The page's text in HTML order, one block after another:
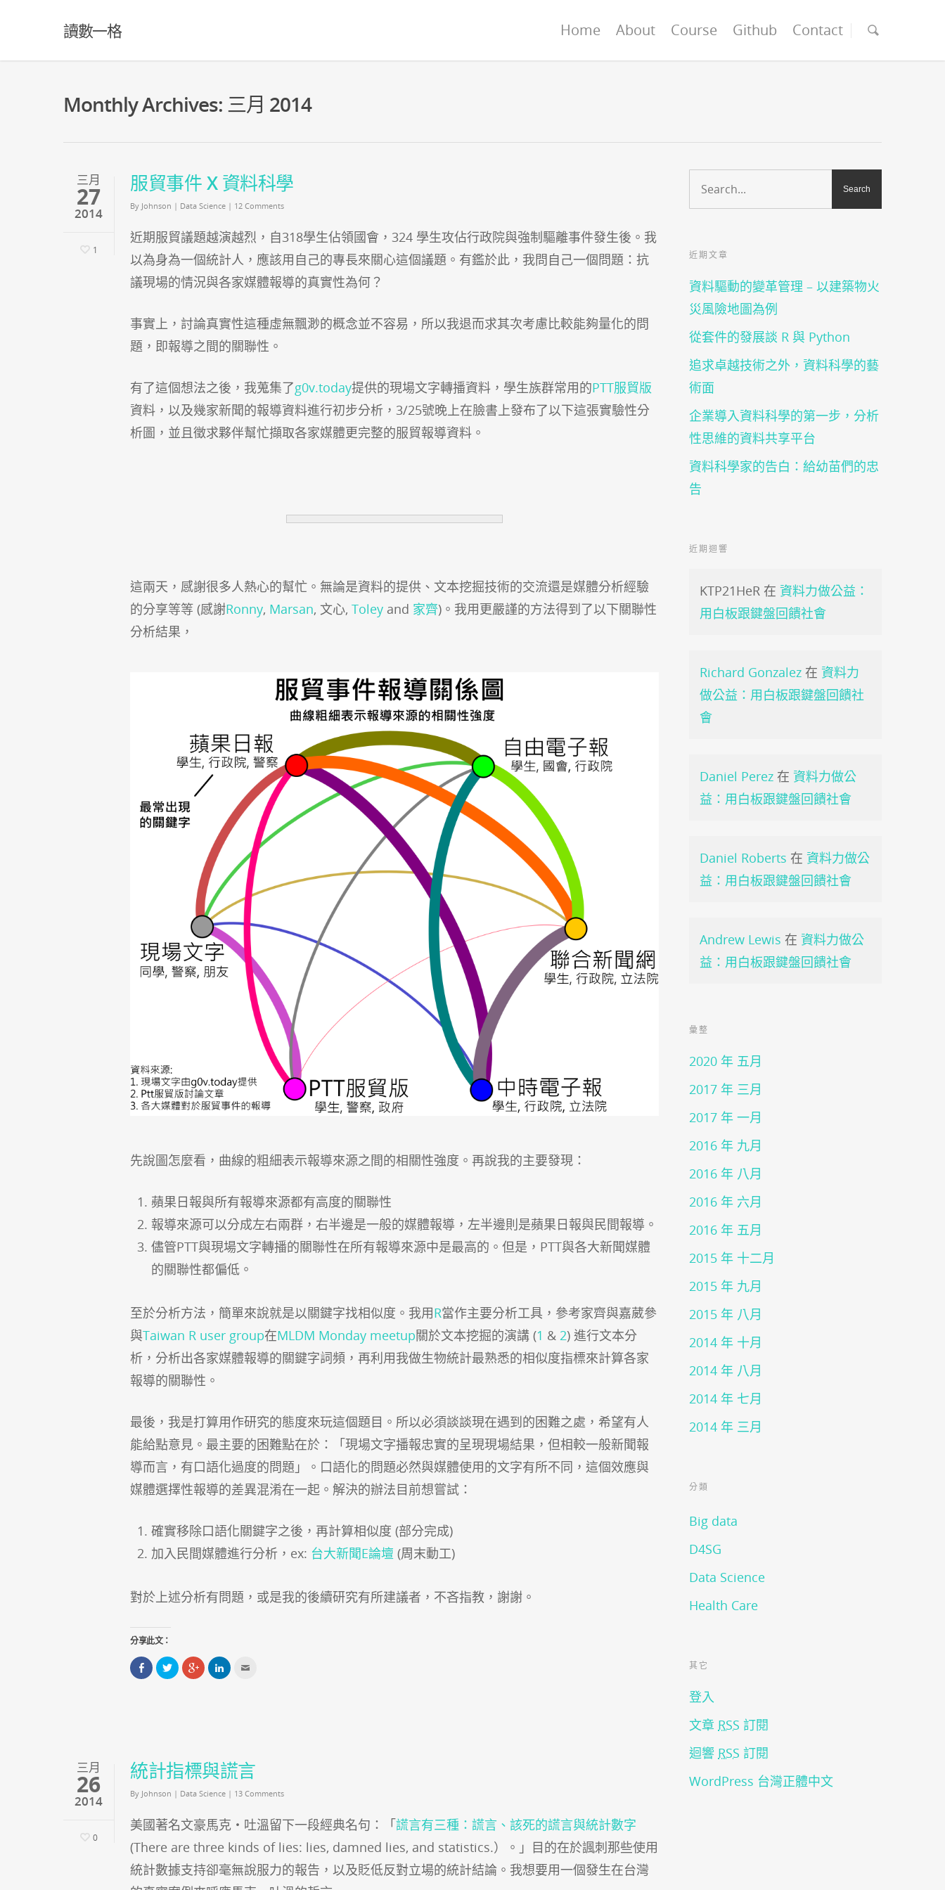
讀數一格 Home About Course Github Contact
Monthly Archives: 三月 2014
三月
27
2014
1
服貿事件 X 資料科學
By Johnson | Data Science | 12 Comments
近期服貿議題越演越烈，自318學生佔領國會，324 學生攻佔行政院與強制驅離事件發生後。我
以為身為一個統計人，應該用自己的專長來關心這個議題。有鑑於此，我問自己一個問題： 抗
議現場的情況與各家媒體報導的真實性為何 ？
事實上，討論真實性這種虛無飄渺的概念並不容易，所以我退而求其次考慮比較能夠量化的問
題，即報導之間的關聯性 。
有了這個想法之後，我蒐集了g0v.today提供的現場文字轉播資料，學生族群常用的PTT服貿版
資料，以及幾家新聞的報導資料進行初步分析， 3/25號晚上在臉書上發布了以下這張實驗性分
析圖，並且徵求夥伴幫忙擷取各家媒體更完整的服貿報導資料。
這兩天，感謝很多人熱心的幫忙。無論是資料的提供、文本挖掘技術的交流還是媒體分析經驗
的分享等等 (感謝Ronny, Marsan, 文心, Toley and 家齊)。我用更嚴謹的方法得到了以下關聯性
分析結果，
先說圖怎麼看，曲線的粗細表示報導來源之間的相關性強度。再說我的主要發現：
蘋果日報與所有報導來源都有高度的關聯性
報導來源可以分成左右兩群，右半邊是一般的媒體報導，左半邊則是蘋果日報與民間報導。
儘管PTT與現場文字轉播的關聯性在所有報導來源中是最高的。但是，PTT與各大新聞媒體
的關聯性都偏低。
至於分析方法，簡單來說就是以關鍵字找相似度。我用R當作主要分析工具，參考家齊與嘉葳參
與Taiwan R user group在MLDM Monday meetup關於文本挖掘的演講 (1 & 2) 進行文本分
析，分析出各家媒體報導的關鍵字詞頻，再利用我做生物統計最熟悉的相似度指標來計算各家
報導的關聯性。
最後，我是打算用作研究的態度來玩這個題目。所以必須談談現在遇到的困難之處，希望有人
能給點意見。最主要的困難點在於：「現場文字播報忠實的呈現現場結果，但相較一般新聞報
導而言，有口語化過度的問題」。口語化的問題必然與媒體使用的文字有所不同，這個效應與
媒體選擇性報導的差異混淆在一起。解決的辦法目前想嘗試：
確實移除口語化關鍵字之後，再計算相似度 (部分完成)
加入民間媒體進行分析，ex: 台大新聞E論壇 (周末動工)
對於上述分析有問題，或是我的後續研究有所建議者，不吝指教，謝謝。
分享此文：
分
享
分
享
點
擊
啟)
分
享
開
啟)
三月
26
2014
0
統計指標與謊言
By Johnson | Data Science | 13 Comments
美國著名文豪馬克‧吐溫留下一段經典名句：「謊言有三種：謊言、該死的謊言與統計數字
(There are three kinds of lies: lies, damned lies, and statistics.）。」目的在於諷刺那些使用
統計數據支持卻毫無說服力的報告，以及貶低反對立場的統計結論。我想要用一個發生在台灣
近期文章
資料驅動的變革管理 – 以建築物火
災風險地圖為例
從套件的發展談 R 與 Python
追求卓越技術之外，資料科學的藝
術面
企業導入資料科學的第一步，分析
性思維的資料共享平台
資料科學家的告白：給幼苗們的忠
告
近期迴響
KTP21HeR 在資料力做公益：
用白板跟鍵盤回饋社會
Richard Gonzalez 在資料力
做公益：用白板跟鍵盤回饋社
會
Daniel Perez 在資料力做公
益：用白板跟鍵盤回饋社會
Daniel Roberts 在資料力做公
益：用白板跟鍵盤回饋社會
Andrew Lewis 在資料力做公
益：用白板跟鍵盤回饋社會
彙整
2020 年 五月
2017 年 三月
2017 年 一月
2016 年 九月
2016 年 八月
2016 年 六月
2016 年 五月
2015 年 十二月
2015 年 九月
2015 年 八月
2014 年 十月
2014 年 八月
2014 年 七月
2014 年 三月
分類
Big data
D4SG
Data Science
Health Care
其它
登入
文章 RSS 訂閱
迴響 RSS 訂閱
WordPress 台灣正體中文